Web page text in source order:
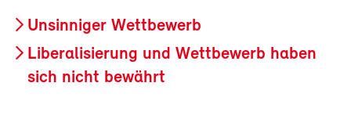
Unsinniger Wettbewerb
Liberalisierung und Wettbewerb haben
sich nicht bewährt